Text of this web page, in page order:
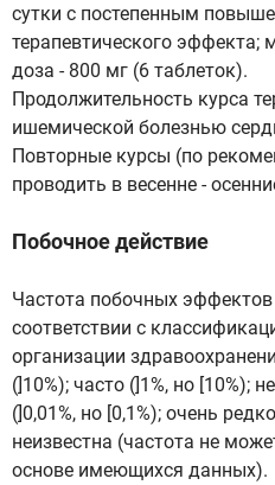
сутки с постепенным
терапевтического эффекта;
доза - 800 мг (6 таблеток).
Продолжительность курса
ишемической болезнью
Повторные курсы (по
проводить в весенне -
Побочное действие
Частота побочных
соответствии с
организации
(]10%); часто (]1%, но [10%);
(]0,01%, но [0,1%); очень
неизвестна (частота не
основе имеющихся данных).